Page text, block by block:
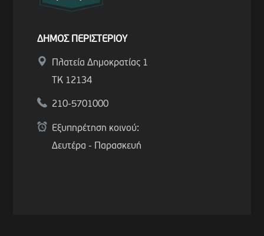
ΔΗΜΟΣ ΠΕΡΙΣΤΕΡΙΟΥ
Πλατεία Δημοκρατίας 1
ΤΚ 12134
210-5701000
Εξυπηρέτηση κοινού:
Δευτέρα - Παρασκευή